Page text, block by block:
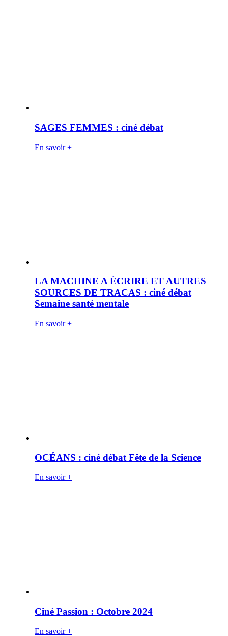
SAGES FEMMES : ciné débat
En savoir +
LA MACHINE A ÉCRIRE ET AUTRES
SOURCES DE TRACAS : ciné débat
Semaine santé mentale
En savoir +
OCÉANS : ciné débat Fête de la Science
En savoir +
Ciné Passion : Octobre 2024
En savoir +